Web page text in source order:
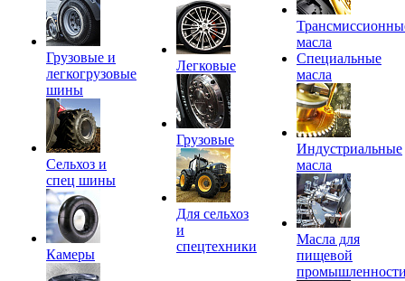
Грузовые и
легкогрузовые
шины
Сельхоз и
спец шины
Камеры
Легковые
Грузовые
Для сельхоз
и
спецтехники
масла
Специальные
масла
Индустриальные
масла
Масла для
пищевой